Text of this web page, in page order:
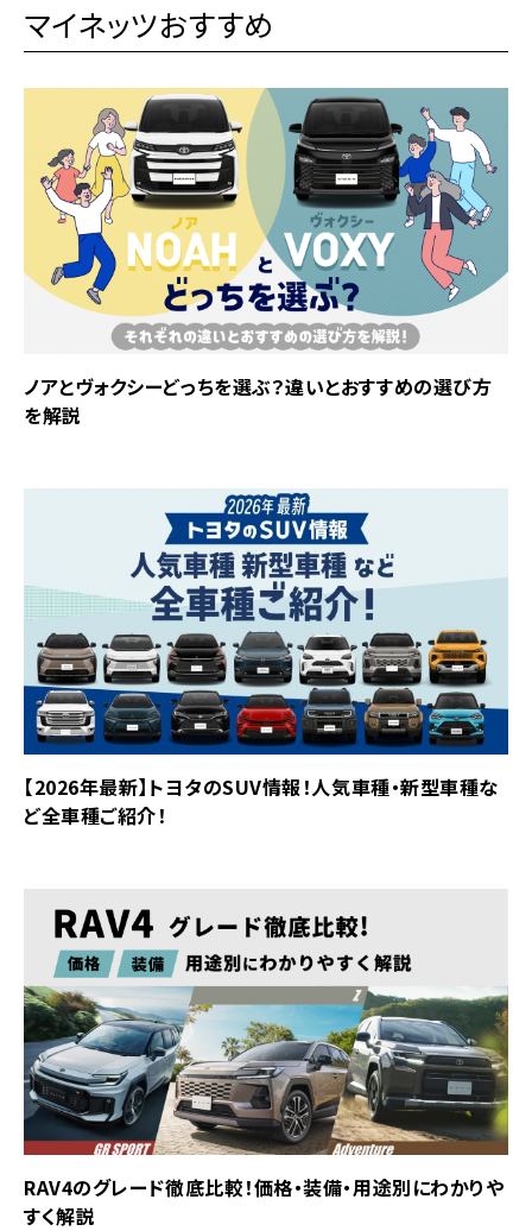
マイネッツおすすめ
ノアとヴォクシーどっちを選ぶ？違いとおすすめの選び方
を解説
【2026年最新】トヨタのSUV情報！人気車種・新型車種な
ど全車種ご紹介！
RAV4のグレード徹底比較！価格・装備・用途別にわかりや
すく解説